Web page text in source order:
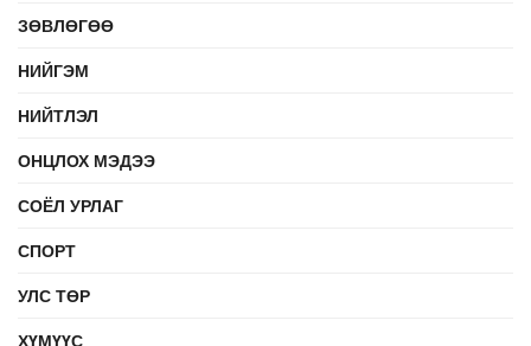
ЗӨВЛӨГӨӨ
НИЙГЭМ
НИЙТЛЭЛ
ОНЦЛОХ МЭДЭЭ
СОЁЛ УРЛАГ
СПОРТ
УЛС ТӨР
ХҮМҮҮС